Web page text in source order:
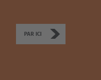
PAR ICI